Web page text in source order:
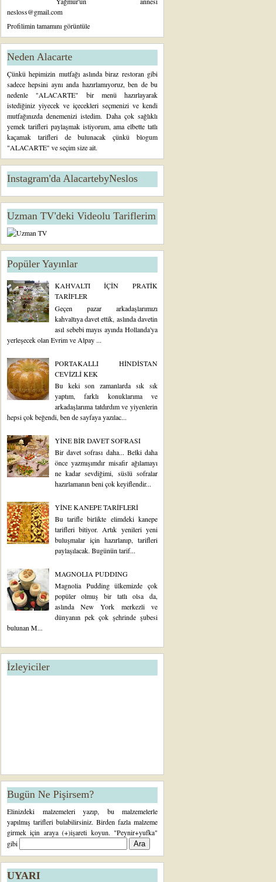
nesloss@gmail.com
Profilimin tamamını görüntüle
Neden Alacarte
Çünkü hepimizin mutfağı aslında biraz restoran gibi
sadece hepsini aynı anda hazırlamıyoruz, ben de bu
nedenle "ALACARTE" bir menü hazırlayarak
istediğiniz yiyecek ve içecekleri seçmenizi ve kendi
mutfağınızda denemenizi istedim. Daha çok sağlıklı
yemek tarifleri paylaşmak istiyorum, ama elbette tatlı
kaçamak tarifleri de bulunacak çünkü blogum
"ALACARTE" ve seçim size ait.
Instagram'da AlacartebyNeslos
Uzman TV'deki Videolu Tariflerim
Popüler Yayınlar
KAHVALTI İÇİN PRATİK
TARİFLER
Geçen pazar arkadaşlarımızı
kahvaltıya davet ettik, aslında davetin
asıl sebebi mayıs ayında Hollanda'ya
yerleşecek olan Evrim ve Alpay ...
PORTAKALLI HİNDİSTAN
CEVİZLİ KEK
Bu keki son zamanlarda sık sık
yaptım, farklı konuklarıma ve
arkadaşlarıma tatdırdım ve yiyenlerin
hepsi çok beğendi, ben de sayfaya yazılac...
YİNE BİR DAVET SOFRASI
Bir davet sofrası daha... Belki daha
önce yazmışımdır misafir ağılamayı
ne kadar sevdiğimi, süslü sofralar
hazırlamanın beni çok keyiflendir...
YİNE KANEPE TARİFLERİ
Bu tarifle birlikte elimdeki kanepe
tarifleri bitiyor. Artık yenileri yeni
buluşmalar için hazırlanıp, tarifleri
paylaşılacak. Bugünün tarif...
MAGNOLIA PUDDING
Magnolia Pudding ülkemizde çok
popüler olmuş bir tatlı olsa da,
aslında New York merkezli ve
dünyanın pek çok şehrinde şubesi
bulunan M...
İzleyiciler
Bugün Ne Pişirsem?
Elinizdeki malzemeleri yazıp, bu malzemelerle
yapılmış tarifleri bulabilirsiniz. Birden fazla malzeme
girmek için araya (+)işareti koyun. "Peynir+yufka"
gibi
UYARI